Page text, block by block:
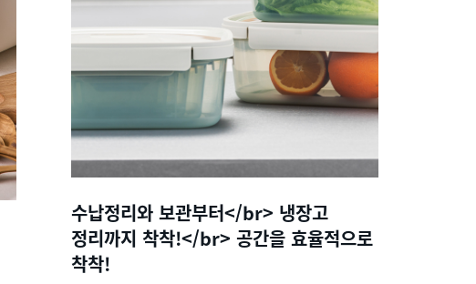
수납정리와 보관부터</br> 냉장고
정리까지 착착!</br> 공간을 효율적으로
착착!